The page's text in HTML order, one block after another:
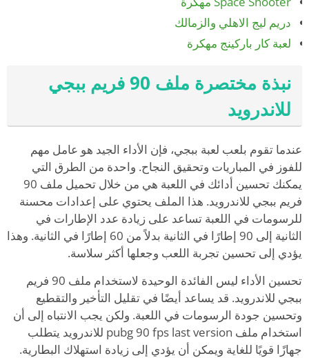
دريم ليج الاهلي والزمالك
لعبة كار باركينج مهكرة
نبذة مختصرة ملف 90 فريم ببجي
للاندرويد
عندما تقوم بلعب لعبة ببجي، فإن الأداء الجيد هو عامل مهم
للفوز في المباريات وتحقيق النجاح. واحدة من الطرق التي
يمكنك تحسين أدائك في اللعبة هي من خلال تحميل ملف 90
فريم ببجي للاندرويد. هذا الملف يحتوي على إعدادات محسنة
للرسومات في اللعبة تساعد على زيادة عدد الإطارات في
الثانية إلى 90 إطارًا في الثانية بدلاً من 60 إطارًا في الثانية. وهذا
يؤدي إلى تحسين تجربة اللعب وجعلها أكثر سلاسة.
تحسين الأداء ليس الفائدة الوحيدة لاستخدام ملف 90 فريم
ببجي للاندرويد. قد يساعد أيضًا في تقليل التأخير والتقطيع
وتحسين جودة الرسومات في اللعبة. ولكن يجب الانتباه إلى أن
استخدام ملف pubg 90 fps last version للاندرويد يتطلب
جهازًا قويًا للغاية ويمكن أن يؤدي إلى زيادة استهلاك البطارية.